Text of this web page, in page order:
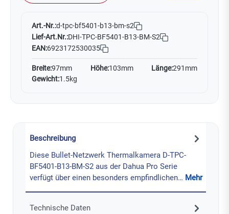
Art.-Nr.:d-tpc-bf5401-b13-bm-s2
Lief-Art.Nr.:DHI-TPC-BF5401-B13-BM-S2
EAN:6923172530035
Breite:97mm Höhe:103mm Länge:291mm
Gewicht:1.5kg
Beschreibung
Diese Bullet-Netzwerk Thermalkamera D-TPC-
BF5401-B13-BM-S2 aus der Dahua Pro Serie
verfügt über einen besonders empfindlichen… Mehr
Technische Daten